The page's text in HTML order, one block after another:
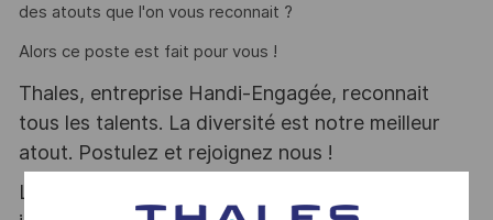
des atouts que l'on vous reconnait ?
Alors ce poste est fait pour vous !
Thales, entreprise Handi-Engagée, reconnait
tous les talents. La diversité est notre meilleur
atout. Postulez et rejoignez nous !
Le poste pouvant nécessiter d'accéder à des